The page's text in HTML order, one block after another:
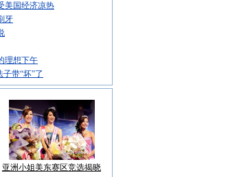
美国经济凉热
牙
理想下午
带“坏”了
亚洲小姐美东赛区竞选揭晓